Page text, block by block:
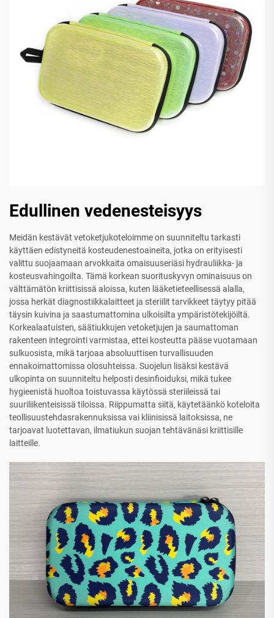
Edullinen vedenesteisyys
Meidän kestävät vetoketjukoteloimme on suunniteltu tarkasti
käyttäen edistyneitä kosteudenestoaineita, jotka on erityisesti
valittu suojaamaan arvokkaita omaisuuseriäsi hydrauliikka- ja
kosteusvahingoilta. Tämä korkean suorituskyvyn ominaisuus on
välttämätön kriittisissä aloissa, kuten lääketieteellisessä alalla,
jossa herkät diagnostiikkalaitteet ja steriilit tarvikkeet täytyy pitää
täysin kuivina ja saastumattomina ulkoisilta ympäristötekijöiltä.
Korkealaatuisten, säätiukkujen vetoketjujen ja saumattoman
rakenteen integrointi varmistaa, ettei kosteutta pääse vuotamaan
sulkuosista, mikä tarjoaa absoluuttisen turvallisuuden
ennakoimattomissa olosuhteissa. Suojelun lisäksi kestävä
ulkopinta on suunniteltu helposti desinfioiduksi, mikä tukee
hygieenistä huoltoa toistuvassa käytössä steriileissä tai
suuriliikenteisissä tiloissa. Riippumatta siitä, käytetäänkö koteloita
teollisuustehdasrakennuksissa vai kliinisissä laitoksissa, ne
tarjoavat luotettavan, ilmatiukun suojan tehtävänäsi kriittisille
laitteille.